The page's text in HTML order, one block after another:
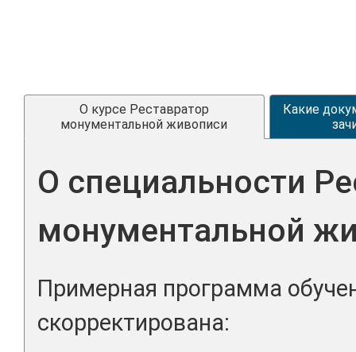
О курсе Реставратор
монументальной живописи
Какие
О специальности
монументальной
Примерная программа
скорректирована: